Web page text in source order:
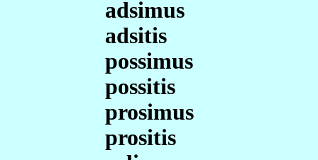
adsimus
adsitis
possimus
possitis
prosimus
prositis